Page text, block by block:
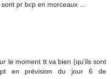
pr bcp en morceaux ...
le moment tt va bien (qu'ils sont
en prévision du jour 6 de